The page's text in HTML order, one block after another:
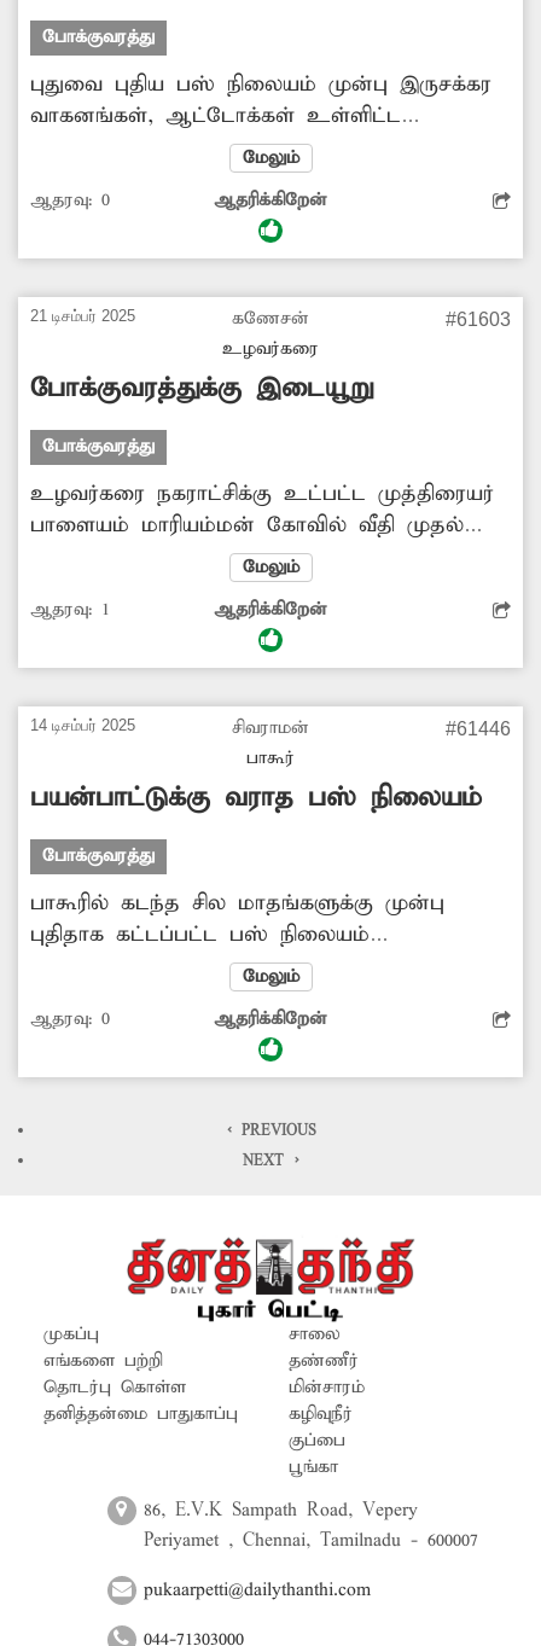
போக்குவரத்து
புதுவை புதிய பஸ் நிலையம் முன்பு இருசக்கர
வாகனங்கள், ஆட்டோக்கள் உள்ளிட்ட
வாகனங்கள் தாறுமாறாக நிறுத்தப்படுகிறது.
இதனால் தினமும் கடும் போக்குவரத்து நெரிசல்
ஏற்படுகிறது. இதனை சரிசெய்ய சம்பந்தப்பட்ட
அதிகாரிகள் நடவடிக்கை எடுக்கவேண்டும்.
மேலும்
ஆதரவு: 0 ஆதரிக்கிறேன்
21 டிசம்பர் 2025
கணேசன்
உழவர்கரை
#61603
போக்குவரத்துக்கு இடையூறு
போக்குவரத்து
உழவர்கரை நகராட்சிக்கு உட்பட்ட முத்திரையர்
பாளையம் மாரியம்மன் கோவில் வீதி முதல்
குறுக்குத் தெருவில் போக்குவரத்துக்கு
இடையூறாக சாலையோரத்தில் வாகனங்கள்
நிறுத்தி வைக்கப்படுகிறது. இதனால்
போக்குவரத்துக்கு இடையூறு ஏற்படுகிறது.
நடவடிக்கை எடுக்க வேண்டும்.
மேலும்
ஆதரவு: 1 ஆதரிக்கிறேன்
14 டிசம்பர் 2025
சிவராமன்
பாகூர்
#61446
பயன்பாட்டுக்கு வராத பஸ் நிலையம்
போக்குவரத்து
பாகூரில் கடந்த சில மாதங்களுக்கு முன்பு
புதிதாக கட்டப்பட்ட பஸ் நிலையம்
திறக்கப்பட்டது. ஆனால் இதுவரை
பயன்பாட்டிற்கு கொண்டு வரவில்லை. மது
பிரியர்களின் அடைக்கலமாக பஸ் நிலையம்
மாறியுள்ளது. பஸ் நிலையத்துக்கு பஸ்கள் வந்து
மேலும்
ஆதரவு: 0 ஆதரிக்கிறேன்
< PREVIOUS
NEXT >
முகப்பு
எங்களை பற்றி
தொடர்பு கொள்ள
தனித்தன்மை பாதுகாப்பு
சாலை
தண்ணீர்
மின்சாரம்
கழிவுநீர்
குப்பை
பூங்கா
86, E.V.K Sampath Road, Vepery
Periyamet , Chennai, Tamilnadu - 600007
pukaarpetti@dailythanthi.com
044-71303000